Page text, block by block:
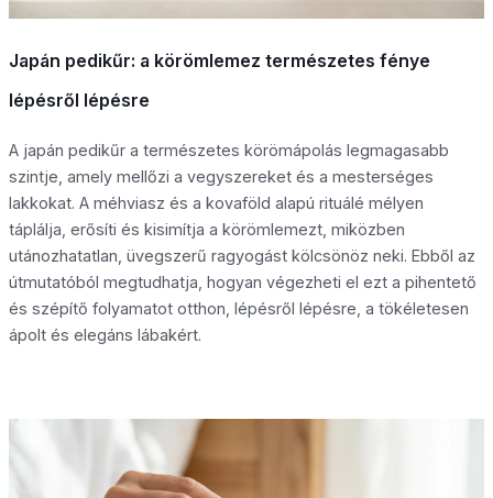
Japán pedikűr: a körömlemez természetes fénye
lépésről lépésre
A japán pedikűr a természetes körömápolás legmagasabb
szintje, amely mellőzi a vegyszereket és a mesterséges
lakkokat. A méhviasz és a kovaföld alapú rituálé mélyen
táplálja, erősíti és kisimítja a körömlemezt, miközben
utánozhatatlan, üvegszerű ragyogást kölcsönöz neki. Ebből az
útmutatóból megtudhatja, hogyan végezheti el ezt a pihentető
és szépítő folyamatot otthon, lépésről lépésre, a tökéletesen
ápolt és elegáns lábakért.